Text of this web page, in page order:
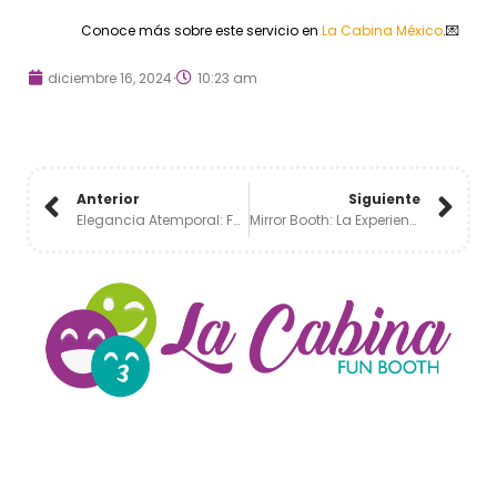
Conoce más sobre este servicio en La Cabina México.💌
diciembre 16, 2024 10:23 am
Anterior
Elegancia Atemporal: Foto En Blanco Y Negro 💎👑✨
Siguiente
Mirror Booth: La Experiencia Que Tu Evento Necesita ✨🌟​